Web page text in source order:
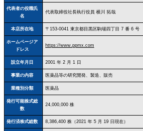
代表者の役職氏
名
代表取締役社長執行役員 横川 拓哉
本店所在地 〒153‐0041 東京都目黒区駒場四丁目 7 番 6 号
ホームページア
ドレス
https://www.ppmx.com
設立年月日 2001 年 2 月 1 日
事業の内容 医薬品等の研究開発、製造、販売
業種別分類 医薬品
発行可能株式総
数
24,000,000 株
発行済株式総数 8,386,400 株（2021 年 5 月 19 日現在）